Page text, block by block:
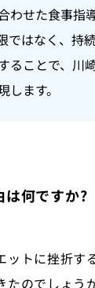
わせた食事指
ではなく、持
ることで、川
します。
は何ですか?
ットに挫折す
のでしょう